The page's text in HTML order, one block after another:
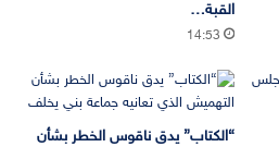
القبة…
14:53
“الكتاب” يدق ناقوس الخطر بشأن